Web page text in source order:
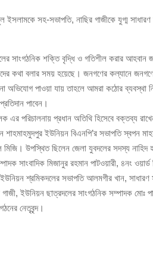
সহ-সভাপতি, নাছির গাজীকে যুগ্ম
শক্তি বৃদ্ধি ও গতিশীল করার আহবান
কথা বলার সময় হয়েছে। জনগণের কল্যানে
অভিযোগ পাওয়া যায় তাহলে আমরা কঠোর ব্যবস্থা
পাবেন।
এর পরিচালনায় প্রধান অতিথি হিসেবে বক্তব্য
ইউনিয়ন বিএনপি’র সভাপতি স্বপন
উপস্থিত ছিলেন জেলা যুবদলের সদস্য নাহিদ
সাংবাদিক মিজানুর রহমান পাটওয়ারী, ৪নং ওয়ার্ড
শ্রমিকদলের সভাপতি আলমগীর খান, সাধারণ
ইউনিয়ন ছাত্রদলের সাংগঠনিক সম্পাদক মোঃ
নেতৃবৃন্দ।